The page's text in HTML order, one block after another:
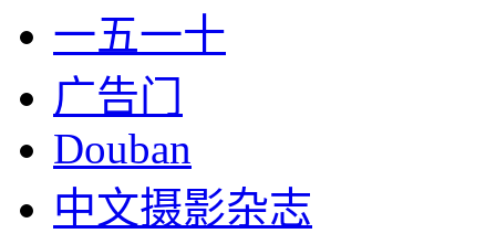
一五一十
广告门
Douban
中文摄影杂志